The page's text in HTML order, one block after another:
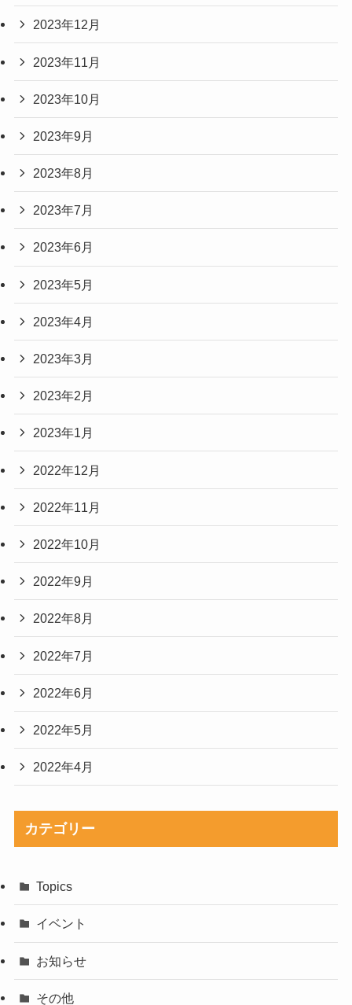
2023年12月
2023年11月
2023年10月
2023年9月
2023年8月
2023年7月
2023年6月
2023年5月
2023年4月
2023年3月
2023年2月
2023年1月
2022年12月
2022年11月
2022年10月
2022年9月
2022年8月
2022年7月
2022年6月
2022年5月
2022年4月
カテゴリー
Topics
イベント
お知らせ
その他